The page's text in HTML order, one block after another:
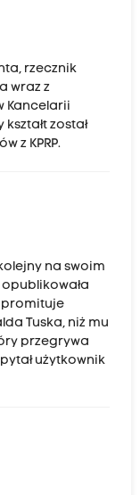
rzecznik
wraz z
Kancelarii
został
z KPRP.
na swoim
Tuska, niż mu
przegrywa
użytkownik